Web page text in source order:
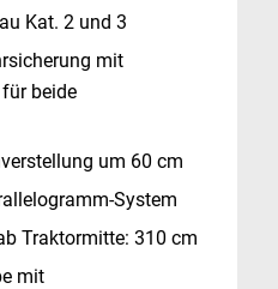
Kat. 2 und 3
mit
beide
um 60 cm
System
Traktormitte: 310 cm
mit